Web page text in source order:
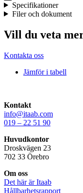
Specifikationer
Filer och dokument
Vill du veta
Kontakta oss
Jämför i tabell
Kontakt
info@itaab.com
019 – 22 51 90
Huvudkontor
Droskvägen 23
702 33 Örebro
Om oss
Det här är Itaab
Hållbarhetsrapport